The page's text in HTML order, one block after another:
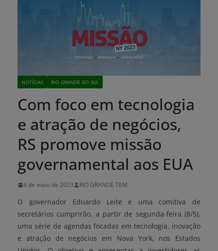
NOTÍCIAS RIO GRANDE DO SUL
Com foco em tecnologia
e atração de negócios,
RS promove missão
governamental aos EUA
4 de maio de 2023 RIO GRANDE TEM
O governador Eduardo Leite e uma comitiva de
secretários cumprirão, a partir de segunda-feira (8/5),
uma série de agendas focadas em tecnologia, inovação
e atração de negócios em Nova York, nos Estados